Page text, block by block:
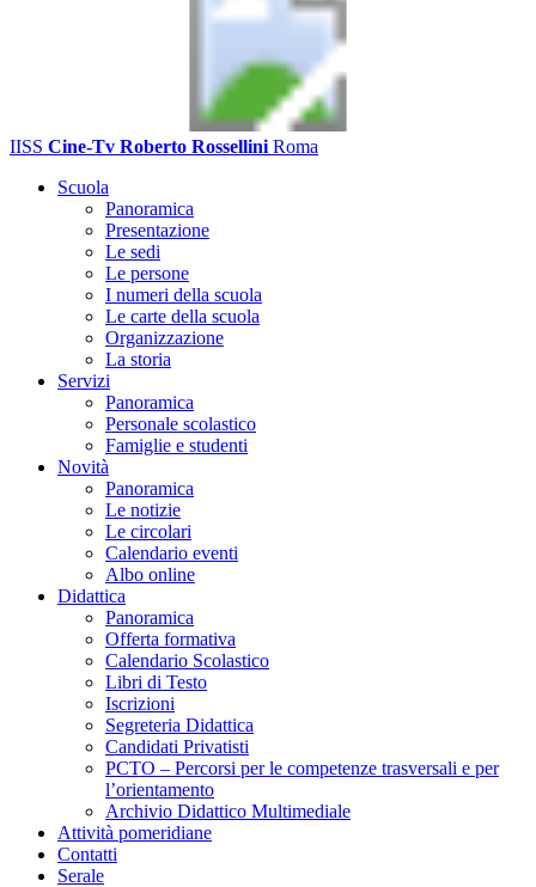
IISS Cine-Tv Roberto Rossellini Roma
Scuola
Panoramica
Presentazione
Le sedi
Le persone
I numeri della scuola
Le carte della scuola
Organizzazione
La storia
Servizi
Panoramica
Personale scolastico
Famiglie e studenti
Novità
Panoramica
Le notizie
Le circolari
Calendario eventi
Albo online
Didattica
Panoramica
Offerta formativa
Calendario Scolastico
Libri di Testo
Iscrizioni
Segreteria Didattica
Candidati Privatisti
PCTO – Percorsi per le competenze trasversali e per
l’orientamento
Archivio Didattico Multimediale
Attività pomeridiane
Contatti
Serale